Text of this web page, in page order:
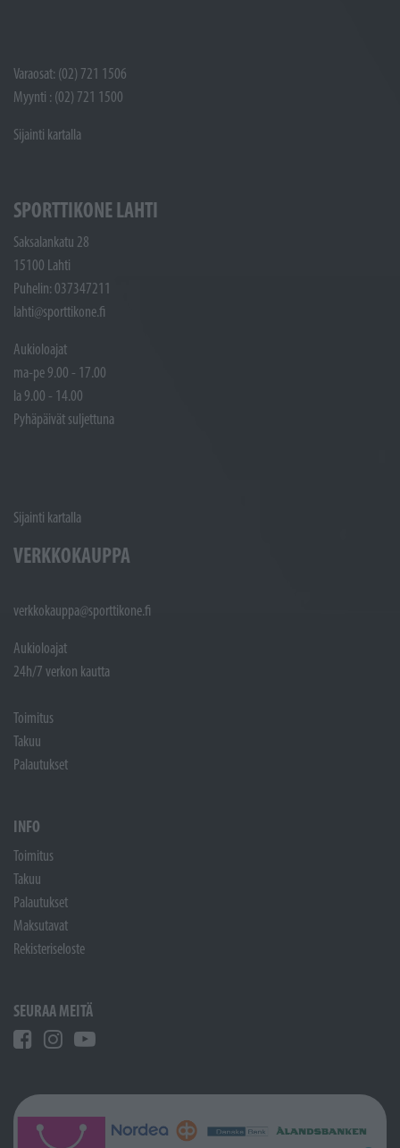
Varaosat: (02) 721 1506
Myynti : (02) 721 1500
Sijainti kartalla
SPORTTIKONE LAHTI
Saksalankatu 28
15100 Lahti
Puhelin: 037347211
lahti@sporttikone.fi
Aukioloajat
ma-pe 9.00 - 17.00
la 9.00 - 14.00
Pyhäpäivät suljettuna
Sijainti kartalla
VERKKOKAUPPA
verkkokauppa@sporttikone.fi
Aukioloajat
24h/7 verkon kautta
Toimitus
Takuu
Palautukset
INFO
Toimitus
Takuu
Palautukset
Maksutavat
Rekisteriseloste
SEURAA MEITÄ